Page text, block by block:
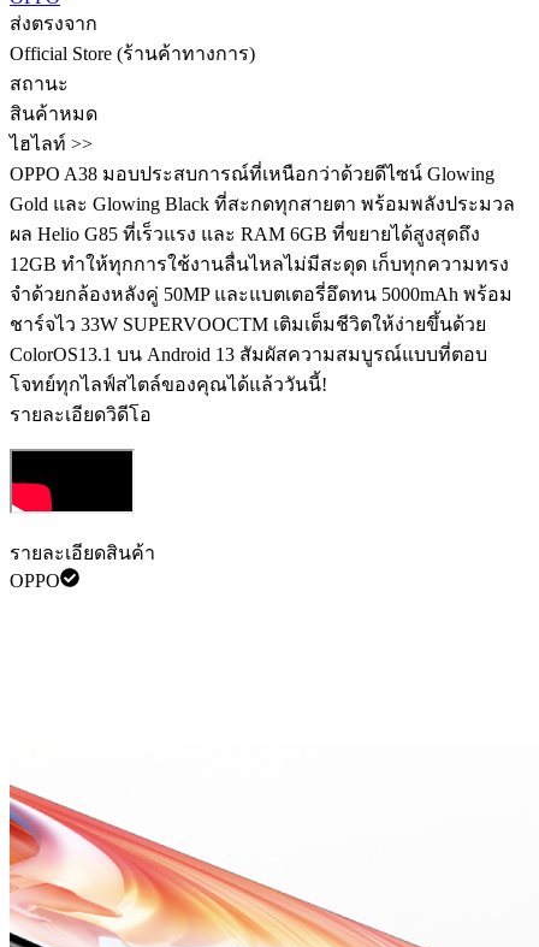
ส่งตรงจาก
Official Store (ร้านค้าทางการ)
สถานะ
สินค้าหมด
ไฮไลท์ >>
OPPO A38 มอบประสบการณ์ที่เหนือกว่าด้วยดีไซน์ Glowing
Gold และ Glowing Black ที่สะกดทุกสายตา พร้อมพลังประมวล
ผล Helio G85 ที่เร็วแรง และ RAM 6GB ที่ขยายได้สูงสุดถึง
12GB ทำให้ทุกการใช้งานลื่นไหลไม่มีสะดุด เก็บทุกความทรง
จำด้วยกล้องหลังคู่ 50MP และแบตเตอรี่อึดทน 5000mAh พร้อม
ชาร์จไว 33W SUPERVOOCTM เติมเต็มชีวิตให้ง่ายขึ้นด้วย
ColorOS13.1 บน Android 13 สัมผัสความสมบูรณ์แบบที่ตอบ
โจทย์ทุกไลฟ์สไตล์ของคุณได้แล้ววันนี้!
รายละเอียดวิดีโอ
รายละเอียดสินค้า
OPPO